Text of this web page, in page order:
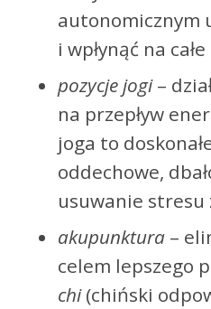
autonomicznym
i wpłynąć na całe
pozycje jogi–
na przepływ
joga to
oddechowe,
usuwanie stresu
akupunktura –
celem lepszego
chi(chiński